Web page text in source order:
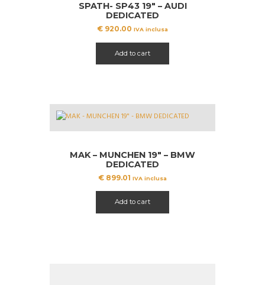
SPATH- SP43 19″ – AUDI
DEDICATED
€ 920.00 IVA inclusa
Add to cart
MAK – MUNCHEN 19″ – BMW
DEDICATED
€ 899.01 IVA inclusa
Add to cart